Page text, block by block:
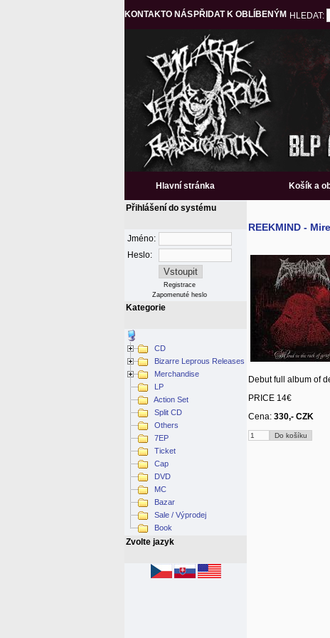
KONTAKTO NÁS PŘIDAT K OBLÍBENÝM HLEDAT:
Hlavní stránka Košík a
Přihlášení do systému
Jméno:
Heslo:
Registrace
Zapomenuté heslo
Kategorie
CD
Bizarre Leprous Releases
Merchandise
LP
Action Set
Split CD
Others
7EP
Ticket
Cap
DVD
MC
Bazar
Sale / Výprodej
Book
Zvolte jazyk
REEKMIND -
Debut full album of
PRICE 14€
Cena: 330,- CZK